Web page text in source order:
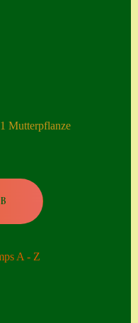
ngen
Datenschutzerklä
rung
mit Semps
Mutterpflanze
A - Z